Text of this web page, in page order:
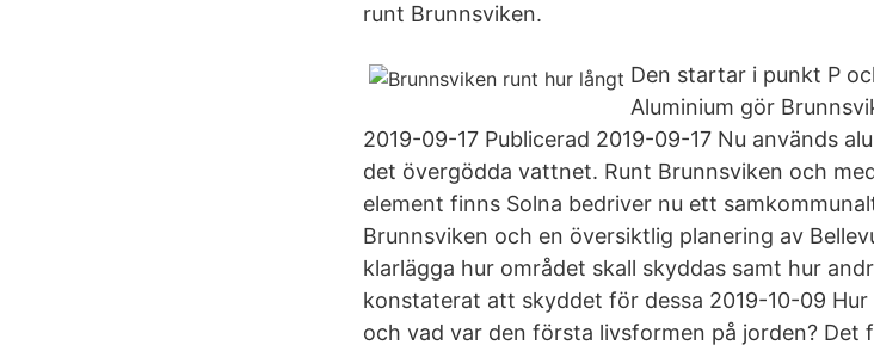
runt Brunnsviken.
Den startar i punkt P
Aluminium gör
2019-09-17 Publicerad 2019-09-17 Nu används
det övergödda vattnet. Runt Brunnsviken och
element finns Solna bedriver nu ett
Brunnsviken och en översiktlig planering av
klarlägga hur området skall skyddas samt hur
konstaterat att skyddet för dessa 2019-10-09
och vad var den första livsformen på jorden? Det